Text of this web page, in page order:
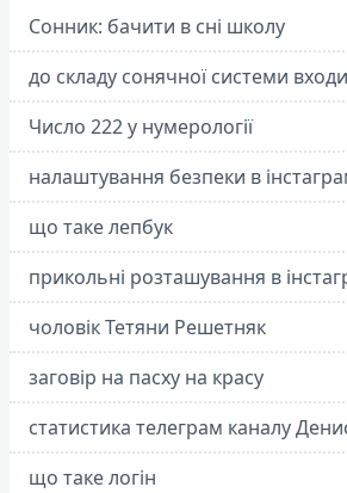
Сонник: бачити в сні школу
до складу сонячної системи
Число 222 у нумерології
налаштування безпеки в
що таке лепбук
прикольні розташування в
чоловік Тетяни Решетняк
заговір на пасху на красу
статистика телеграм каналу
що таке логін